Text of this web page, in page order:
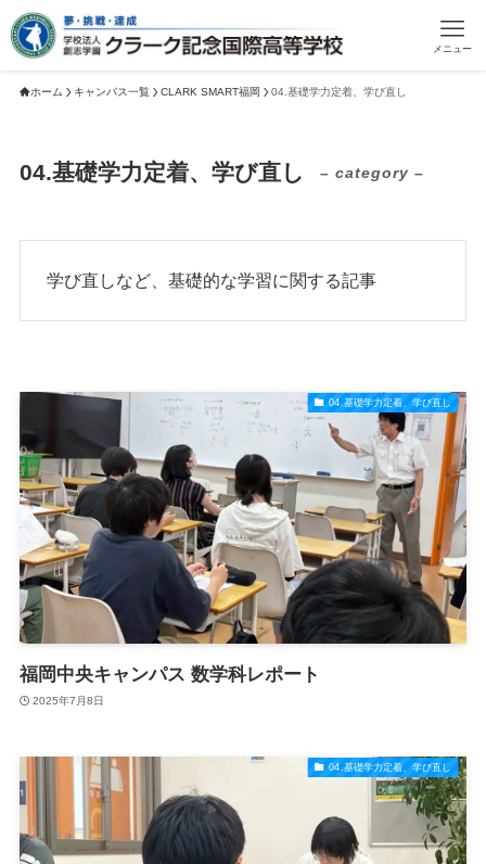
メニュー
ホーム キャンパス一覧 CLARK SMART福岡 04.基礎学力定着、学び直し
04.基礎学力定着、学び直し – category –
学び直しなど、基礎的な学習に関する記事
04.基礎学力定着、学び直し
福岡中央キャンパス 数学科レポート
2025年7月8日
04.基礎学力定着、学び直し